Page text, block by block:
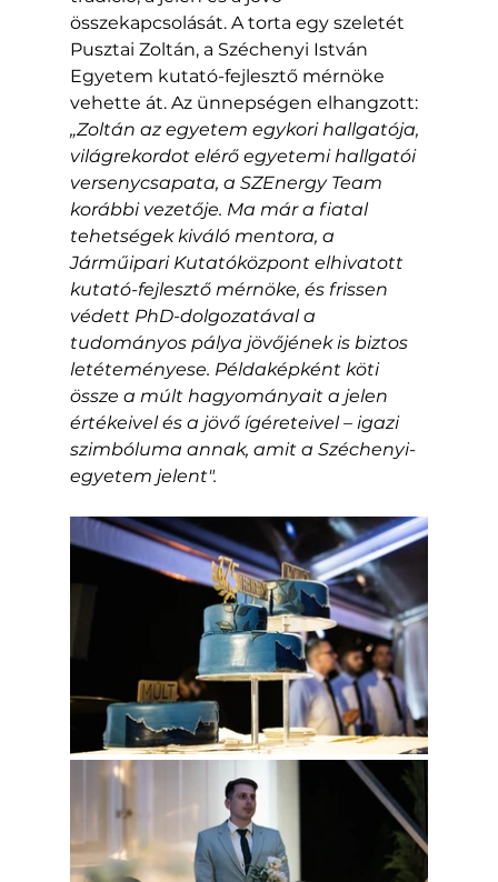
összekapcsolását. A torta egy szeletét
Pusztai Zoltán, a Széchenyi István
Egyetem kutató-fejlesztő mérnöke
vehette át. Az ünnepségen elhangzott:
„Zoltán az egyetem egykori hallgatója,
világrekordot elérő egyetemi hallgatói
versenycsapata, a SZEnergy Team
korábbi vezetője. Ma már a fiatal
tehetségek kiváló mentora, a
Járműipari Kutatóközpont elhivatott
kutató-fejlesztő mérnöke, és frissen
védett PhD-dolgozatával a
tudományos pálya jövőjének is biztos
letéteményese. Példaképként köti
össze a múlt hagyományait a jelen
értékeivel és a jövő ígéreteivel – igazi
szimbóluma annak, amit a Széchenyi-
egyetem jelent".